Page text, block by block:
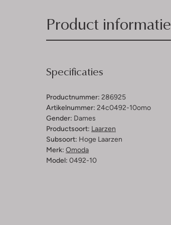
Product informatie
Specificaties
Productnummer: 286925
Artikelnummer: 24c0492-10omo
Gender: Dames
Productsoort: Laarzen
Subsoort: Hoge Laarzen
Merk: Omoda
Model: 0492-10